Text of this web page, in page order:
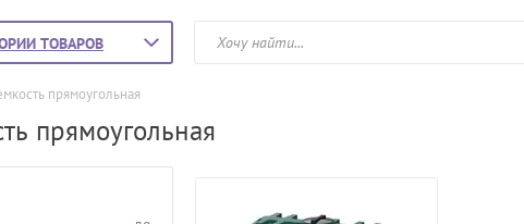
ТОВАРОВ
прямоугольная
прямоугольная